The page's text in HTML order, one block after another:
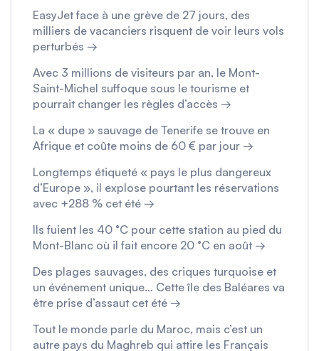
EasyJet face à une grève de 27 jours, des
milliers de vacanciers risquent de voir leurs vols
perturbés →
Avec 3 millions de visiteurs par an, le Mont-
Saint-Michel suffoque sous le tourisme et
pourrait changer les règles d’accès →
La « dupe » sauvage de Tenerife se trouve en
Afrique et coûte moins de 60 € par jour →
Longtemps étiqueté « pays le plus dangereux
d’Europe », il explose pourtant les réservations
avec +288 % cet été →
Ils fuient les 40 °C pour cette station au pied du
Mont-Blanc où il fait encore 20 °C en août →
Des plages sauvages, des criques turquoise et
un événement unique… Cette île des Baléares va
être prise d’assaut cet été →
Tout le monde parle du Maroc, mais c’est un
autre pays du Maghreb qui attire les Français